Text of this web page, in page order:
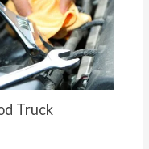
Truck